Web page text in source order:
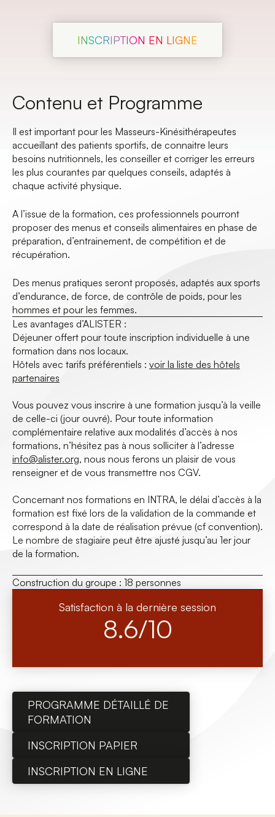
INSCRIPTION EN LIGNE
Contenu et Programme
Il est important pour les Masseurs-Kinésithérapeutes
accueillant des patients sportifs, de connaitre leurs
besoins nutritionnels, les conseiller et corriger les erreurs
les plus courantes par quelques conseils, adaptés à
chaque activité physique.
A l’issue de la formation, ces professionnels pourront
proposer des menus et conseils alimentaires en phase de
préparation, d’entrainement, de compétition et de
récupération.
Des menus pratiques seront proposés, adaptés aux sports
d’endurance, de force, de contrôle de poids, pour les
hommes et pour les femmes.
Les avantages d’ALISTER :
Déjeuner offert pour toute inscription individuelle à une
formation dans nos locaux.
Hôtels avec tarifs préférentiels : voir la liste des hôtels
partenaires
Vous pouvez vous inscrire à une formation jusqu’à la veille
de celle-ci (jour ouvré). Pour toute information
complémentaire relative aux modalités d’accès à nos
formations, n’hésitez pas à nous solliciter à l’adresse
info@alister.org, nous nous ferons un plaisir de vous
renseigner et de vous transmettre nos CGV.
Concernant nos formations en INTRA, le délai d’accès à la
formation est fixé lors de la validation de la commande et
correspond à la date de réalisation prévue (cf convention).
Le nombre de stagiaire peut être ajusté jusqu’au 1er jour
de la formation.
Construction du groupe : 18 personnes
Satisfaction à la dernière session
8.6/10
PROGRAMME DÉTAILLÉ DE
FORMATION
INSCRIPTION PAPIER
INSCRIPTION EN LIGNE